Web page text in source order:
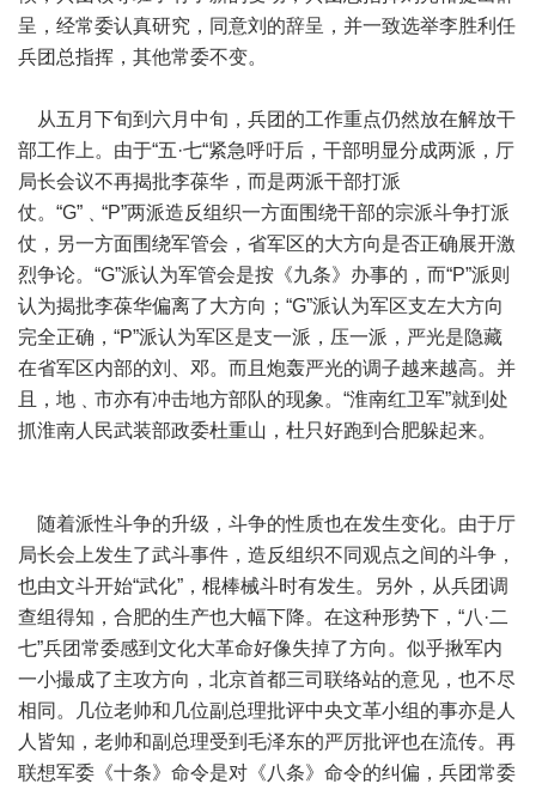
呈，经常委认真研究，同意刘的辞呈，并一致选举李胜利任
兵团总指挥，其他常委不变。
从五月下旬到六月中旬，兵团的工作重点仍然放在解放干
部工作上。由于“五·七“紧急呼吁后，干部明显分成两派，厅
局长会议不再揭批李葆华，而是两派干部打派
仗。“G”﹑“P”两派造反组织一方面围绕干部的宗派斗争打派
仗，另一方面围绕军管会，省军区的大方向是否正确展开激
烈争论。“G”派认为军管会是按《九条》办事的，而“P”派则
认为揭批李葆华偏离了大方向；“G”派认为军区支左大方向
完全正确，“P”派认为军区是支一派，压一派，严光是隐藏
在省军区内部的刘、邓。而且炮轰严光的调子越来越高。并
且，地﹑市亦有冲击地方部队的现象。“淮南红卫军”就到处
抓淮南人民武装部政委杜重山，杜只好跑到合肥躲起来。
随着派性斗争的升级，斗争的性质也在发生变化。由于厅
局长会上发生了武斗事件，造反组织不同观点之间的斗争，
也由文斗开始“武化”，棍棒械斗时有发生。另外，从兵团调
查组得知，合肥的生产也大幅下降。在这种形势下，“八·二
七”兵团常委感到文化大革命好像失掉了方向。似乎揪军内
一小撮成了主攻方向，北京首都三司联络站的意见，也不尽
相同。几位老帅和几位副总理批评中央文革小组的事亦是人
人皆知，老帅和副总理受到毛泽东的严厉批评也在流传。再
联想军委《十条》命令是对《八条》命令的纠偏，兵团常委